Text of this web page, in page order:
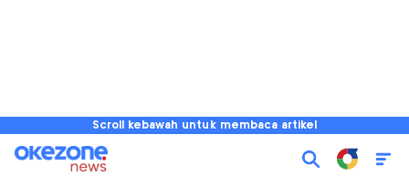
Scroll kebawah untuk membaca artikel